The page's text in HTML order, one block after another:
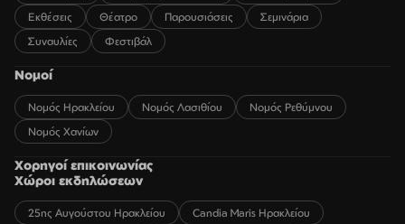
Εκθέσεις
Θέατρο Παρουσιάσεις
Σεμινάρια
Συναυλίες
Φεστιβάλ
Νομοί
Νομός Ηρακλείου Νομός Λασιθίου
Νομός Ρεθύμνου
Νομός Χανίων
Χορηγοί επικοινωνίας
Χώροι εκδηλώσεων
25ης Αυγούστου Ηρακλείου
Candia Maris Ηρακλείου